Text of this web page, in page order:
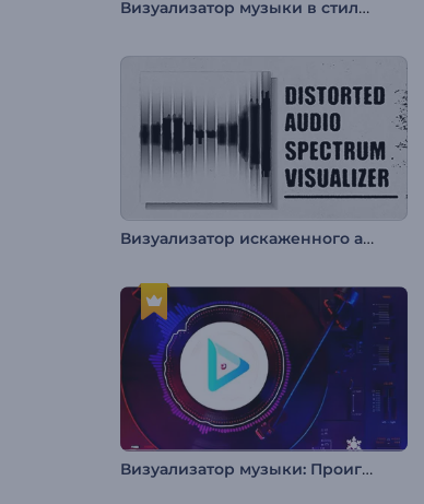
Визуализатор музыки в стиле ретрофутуризм
Визуализатор искаженного аудиоспектра
Визуализатор музыки: Проигрыватель